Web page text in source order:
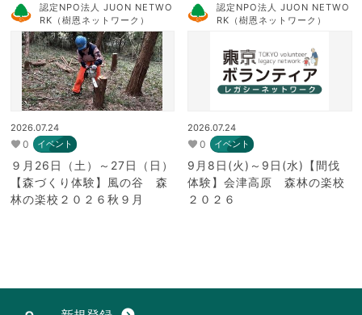
認定NPO法人 JUON NETWO
RK（樹恩ネットワーク）
2026.07.24
0 イベント
９月26日（土）～27日（日）
【森づくり体験】風の谷 森
林の楽校２０２６秋９月
認定NPO法人 JUON NETWO
RK（樹恩ネットワーク）
2026.07.24
0 イベント
9月8日(火)～9日(水)【間伐
体験】会津高原 森林の楽校
２０２６